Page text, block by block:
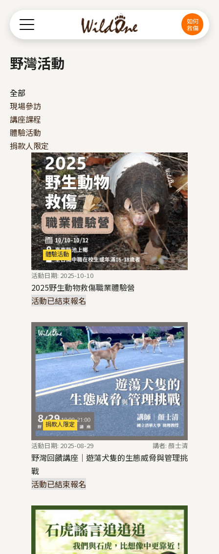
野灣活動
全部
現場參訪
講座課程
體驗活動
捐款人限定
體驗活動
活動日期: 2025-10-10
2025野生動物救傷職業體驗營
活動已結束報名
捐款人限定
活動日期: 2025-08-29 講者: 顏士清
野灣回饋講座｜遊蕩犬隻的生態威脅與管理挑
戰
活動已結束報名
如何
救傷